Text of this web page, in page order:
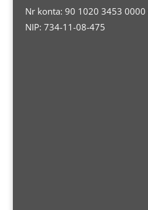
Nr konta: 90 1020 3453
NIP: 734-11-08-475